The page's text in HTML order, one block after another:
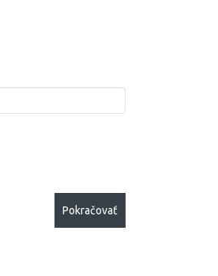
Pokračovať